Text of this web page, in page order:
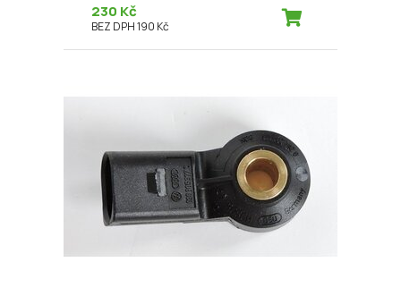
230 Kč
BEZ DPH 190 Kč